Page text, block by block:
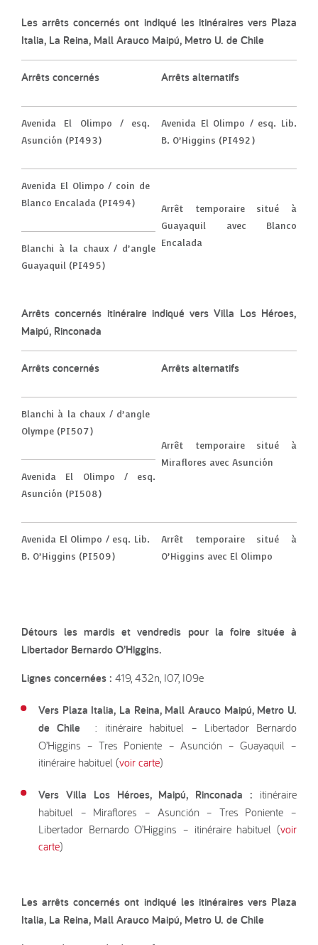
Les arrêts concernés ont indiqué les itinéraires vers Plaza
Italia, La Reina, Mall Arauco Maipú, Metro U. de Chile
Arrêts concernés Arrêts alternatifs
Avenida El Olimpo / esq.
Asunción (PI493)
Avenida El Olimpo / esq. Lib.
B. O’Higgins (PI492)
Avenida El Olimpo / coin de
Blanco Encalada (PI494)
Arrêt temporaire situé à
Guayaquil avec Blanco
Encalada
Blanchi à la chaux / d’angle
Guayaquil (PI495)
Arrêts concernés itinéraire indiqué versVilla Los Héroes,
Maipú, Rinconada
Arrêts concernés Arrêts alternatifs
Blanchi à la chaux / d’angle
Olympe (PI507)
Arrêt temporaire situé à
Miraflores avec Asunción
Avenida El Olimpo / esq.
Asunción (PI508)
Avenida El Olimpo / esq. Lib.
B. O’Higgins (PI509)
Arrêt temporaire situé à
O’Higgins avec El Olimpo
Détours les mardis et vendredis pour la foire située à
Libertador Bernardo O’Higgins.
Lignes concernées : 419, 432n, I07, I09e
Vers Plaza Italia, La Reina, Mall Arauco Maipú, Metro U.
de Chile : itinéraire habituel – Libertador Bernardo
O’Higgins – Tres Poniente – Asunción – Guayaquil –
itinéraire habituel (voir carte)
Vers Villa Los Héroes, Maipú, Rinconada : itinéraire
habituel – Miraflores – Asunción – Tres Poniente –
Libertador Bernardo O’Higgins – itinéraire habituel (voir
carte)
Les arrêts concernés ont indiqué les itinéraires vers Plaza
Italia, La Reina, Mall Arauco Maipú, Metro U. de Chile